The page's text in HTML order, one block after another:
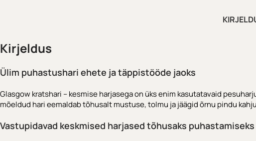
Kirjeldus
Ülim puhastushari ehete ja täppistööde jaoks
Glasgow kratshari – kesmise harjasega on üks enim kasutatavaid
mõeldud hari eemaldab tõhusalt mustuse, tolmu ja jäägid õrnu pindu
Vastupidavad keskmised harjased tõhusaks puhastamiseks